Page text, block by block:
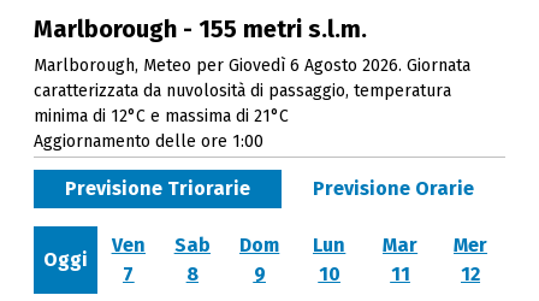
Marlborough - 155 metri s.l.m.
Marlborough, Meteo per Giovedì 6 Agosto 2026. Giornata
caratterizzata da nuvolosità di passaggio, temperatura
minima di 12°C e massima di 21°C
Aggiornamento delle ore 1:00
Previsione Triorarie Previsione Orarie
Oggi
Ven
7
Sab
8
Dom
9
Lun
10
Mar
11
Mer
12